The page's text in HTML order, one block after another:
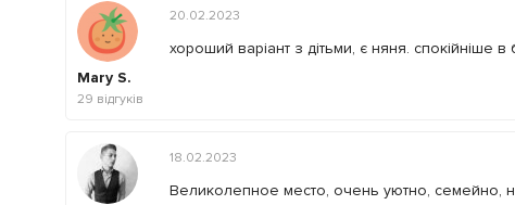
Mary S.
29 відгуків
20.02.2023
хороший варіант з дітьми, є няня. спокійніше в
18.02.2023
Великолепное место, очень уютно, семейно,